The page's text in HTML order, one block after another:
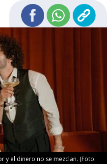
y el dinero no se mezclan. (Foto: